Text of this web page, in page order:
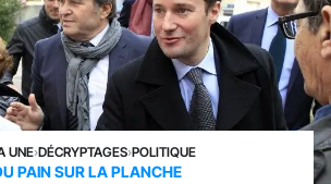
UNE›DÉCRYPTAGES›POLITIQUE
PAIN SUR LA PLANCHE